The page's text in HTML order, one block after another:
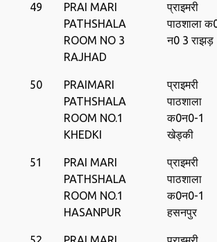
49
PRAI MARI
PATHSHALA
ROOM NO 3
RAJHAD
प्राइमरी
पाठशाला
न0 3 राझड़
50
PRAIMARI
PATHSHALA
ROOM NO.1
KHEDKI
प्राइमरी
पाठशाला
क0न0-1
खेड्की
51
PRAI MARI
PATHSHALA
ROOM NO.1
HASANPUR
प्राइमरी
पाठशाला
क0न0-1
हसनपुर